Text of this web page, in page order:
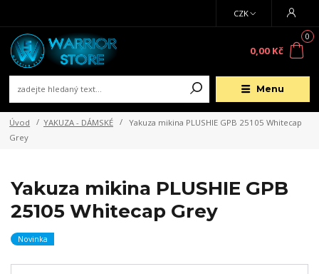
Menu
CZK
0
0,00 Kč
Úvod YAKUZA - DÁMSKÉ
Yakuza mikina PLUSHIE GPB 25105 Whitecap
Grey
Yakuza mikina PLUSHIE GPB
25105 Whitecap Grey
Novinka